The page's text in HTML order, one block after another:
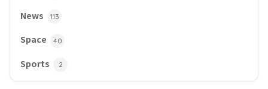
News 113
Space 40
Sports 2